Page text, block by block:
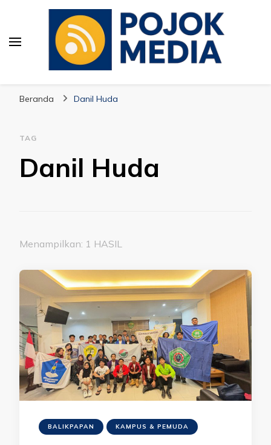
Beranda Danil Huda
TAG
Danil Huda
Menampilkan: 1 HASIL
BALIKPAPAN KAMPUS & PEMUDA